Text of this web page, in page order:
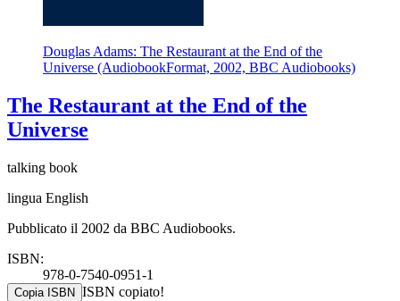
Douglas Adams: The Restaurant at the End of the
Universe (AudiobookFormat, 2002, BBC Audiobooks)
The Restaurant at the End of the
Universe
talking book
lingua English
Pubblicato il 2002 da BBC Audiobooks.
ISBN:
978-0-7540-0951-1
Copia ISBN ISBN copiato!